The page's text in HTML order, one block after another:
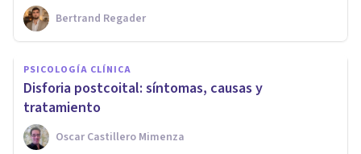
Bertrand Regader
PSICOLOGÍA CLÍNICA
Disforia postcoital: síntomas, causas y
tratamiento
Oscar Castillero Mimenza